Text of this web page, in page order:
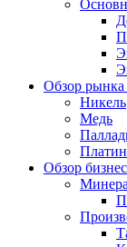
Обзор рынка
Никель
Медь
Обзор